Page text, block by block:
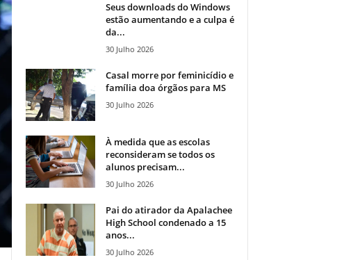
Seus downloads do Windows
estão aumentando e a culpa é
da...
30 Julho 2026
Casal morre por feminicídio e
família doa órgãos para MS
30 Julho 2026
À medida que as escolas
reconsideram se todos os
alunos precisam...
30 Julho 2026
Pai do atirador da Apalachee
High School condenado a 15
anos...
30 Julho 2026